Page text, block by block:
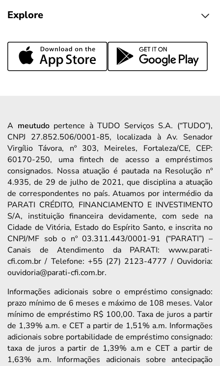
Explore
A meutudopertence à TUDO Serviços S.A. (“TUDO”),
CNPJ 27.852.506/0001-85, localizada à Av. Senador
Virgílio Távora, nº 303, Meireles, Fortaleza/CE, CEP:
60170-250, uma fintech de acesso a empréstimos
consignados. Nossa atuação é pautada na Resolução nº
4.935, de 29 de julho de 2021, que disciplina a atuação
de correspondentes no país. Atuamos por intermédio da
PARATI CRÉDITO, FINANCIAMENTO E INVESTIMENTO
S/A, instituição financeira devidamente, com sede na
Cidade de Vitória, Estado do Espírito Santo, e inscrita no
CNPJ/MF sob o nº 03.311.443/0001-91 (“PARATI”) –
Canais de Atendimento da PARATI: www.parati-
cfi.com.br / Telefone: +55 (27) 2123-4777 / Ouvidoria:
ouvidoria@parati-cfi.com.br.
Informações adicionais sobre o empréstimo consignado:
prazo mínimo de 6 meses e máximo de 108 meses. Valor
mínimo de empréstimo R$ 100,00. Taxa de juros a partir
de 1,39% a.m. e CET a partir de 1,51% a.m. Informações
adicionais sobre portabilidade de empréstimo consignado:
taxa de juros a partir de 1,39% a.m e CET a partir de
1,63% a.m. Informações adicionais sobre antecipação